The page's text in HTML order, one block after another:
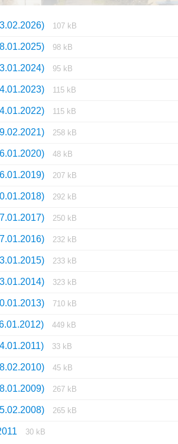
Prípona
pdf
Veľkosť
107 kB
Prípona
pdf
Veľkosť
98 kB
Prípona
pdf
Veľkosť
95 kB
Prípona
pdf
Veľkosť
115 kB
Prípona
pdf
Veľkosť
115 kB
Prípona
pdf
Veľkosť
258 kB
Prípona
pdf
Veľkosť
48 kB
Prípona
pdf
Veľkosť
207 kB
Prípona
pdf
Veľkosť
292 kB
Prípona
pdf
Veľkosť
250 kB
Prípona
pdf
Veľkosť
232 kB
Prípona
pdf
Veľkosť
233 kB
Prípona
pdf
Veľkosť
323 kB
Prípona
pdf
Veľkosť
710 kB
Prípona
pdf
Veľkosť
449 kB
Prípona
pdf
Veľkosť
33 kB
Prípona
pdf
Veľkosť
45 kB
Prípona
pdf
Veľkosť
267 kB
Prípona
Veľkosť
265 kB
Prípona
Veľkosť
30 kB